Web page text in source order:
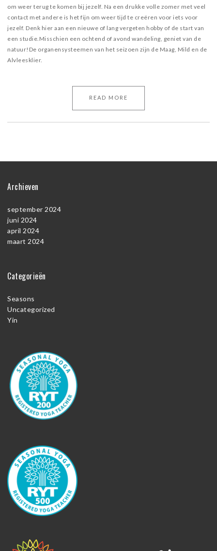
om weer terug te komen bij jezelf. Na een drukke volle zomer met veel
contact met andere is het fijn om weer tijd te creëren voor iets voor
jezelf. Denk hier aan een nieuwe of lang vergeten hobby of de start van
een studie.Misschien een ochtend of avond wandeling, geniet van de
natuur!De organensysteemen van het seizoen zijn de Maag, Mild en de
Alvleesklier.
READ MORE
Archieven
september 2024
juni 2024
april 2024
maart 2024
Categorieën
Seasons
Uncategorized
Yin